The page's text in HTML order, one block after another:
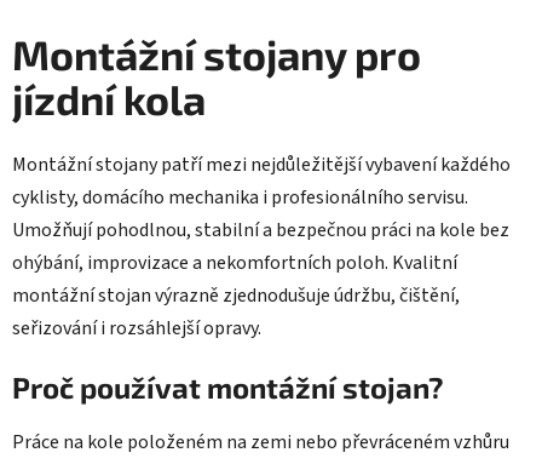
r
v
v
ý
p
i
s
Montážní stojany pro
jízdní kola
Montážní stojany patří mezi nejdůležitější vybavení každého
cyklisty, domácího mechanika i profesionálního servisu.
Umožňují pohodlnou, stabilní a bezpečnou práci na kole bez
ohýbání, improvizace a nekomfortních poloh. Kvalitní
montážní stojan výrazně zjednodušuje údržbu, čištění,
seřizování i rozsáhlejší opravy.
Proč používat montážní stojan?
Práce na kole položeném na zemi nebo převráceném vzhůru